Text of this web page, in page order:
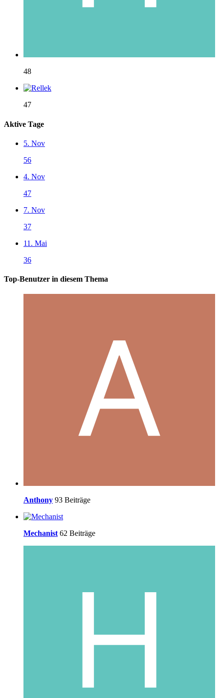
48
47
Aktive Tage
5. Nov
56
4. Nov
47
7. Nov
37
11. Mai
36
Top-Benutzer in diesem Thema
Anthony 93 Beiträge
Mechanist 62 Beiträge